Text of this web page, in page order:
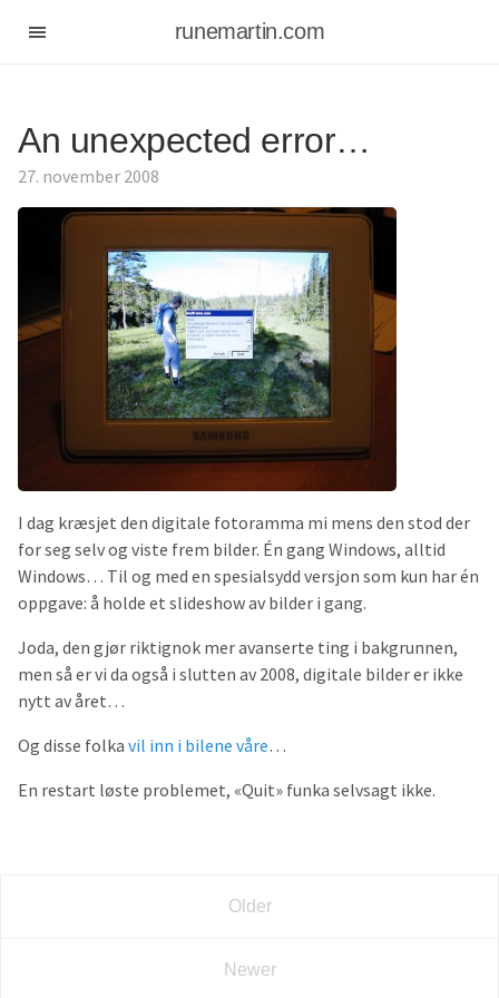
runemartin.com
An unexpected error…
27. november 2008
I dag kræsjet den digitale fotoramma mi mens den stod der
for seg selv og viste frem bilder. Én gang Windows, alltid
Windows… Til og med en spesialsydd versjon som kun har én
oppgave: å holde et slideshow av bilder i gang.
Joda, den gjør riktignok mer avanserte ting i bakgrunnen,
men så er vi da også i slutten av 2008, digitale bilder er ikke
nytt av året…
Og disse folka vil inn i bilene våre…
En restart løste problemet, «Quit» funka selvsagt ikke.
Older
Newer